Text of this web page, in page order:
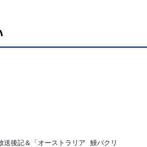
送後記＆「オーストラリア
鰻パクリ